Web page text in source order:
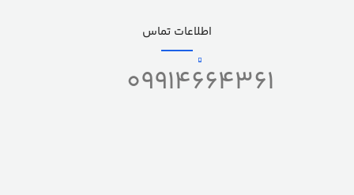
اطلاعات تماس
09914664361